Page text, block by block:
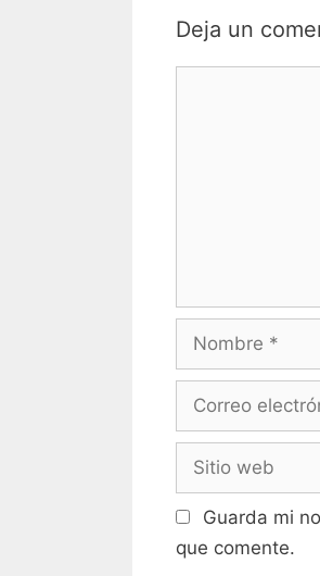
Deja un
electrónico
web
Guarda mi
que comente.